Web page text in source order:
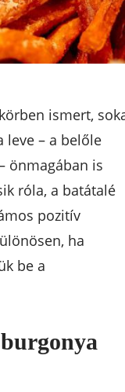
ismert,
leve – a belőle
önmagában is
róla, a batátalé
pozitív
ha
be a